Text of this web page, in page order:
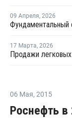
09 Апреля, 2026
17 Марта, 2026
06 Мая, 2015
Роснефть в